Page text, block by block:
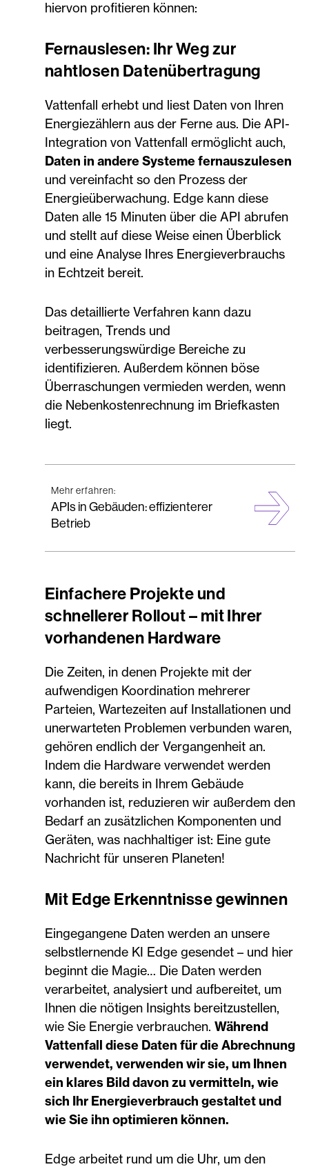
hiervon profitieren können:
Fernauslesen: Ihr Weg zur
nahtlosen Datenübertragung
Vattenfall erhebt und liest Daten von Ihren
Energiezählern aus der Ferne aus. Die API-
Integration von Vattenfall ermöglicht auch,
Daten in andere Systeme fernauszulesen
und vereinfacht so den Prozess der
Energieüberwachung. Edge kann diese
Daten alle 15 Minuten über die API abrufen
und stellt auf diese Weise einen Überblick
und eine Analyse Ihres Energieverbrauchs
in Echtzeit bereit.
Das detaillierte Verfahren kann dazu
beitragen, Trends und
verbesserungswürdige Bereiche zu
identifizieren. Außerdem können böse
Überraschungen vermieden werden, wenn
die Nebenkostenrechnung im Briefkasten
liegt.
Mehr erfahren:
APIs in Gebäuden: effizienterer
Betrieb
Einfachere Projekte und
schnellerer Rollout – mit Ihrer
vorhandenen Hardware
Die Zeiten, in denen Projekte mit der
aufwendigen Koordination mehrerer
Parteien, Wartezeiten auf Installationen und
unerwarteten Problemen verbunden waren,
gehören endlich der Vergangenheit an.
Indem die Hardware verwendet werden
kann, die bereits in Ihrem Gebäude
vorhanden ist, reduzieren wir außerdem den
Bedarf an zusätzlichen Komponenten und
Geräten, was nachhaltiger ist: Eine gute
Nachricht für unseren Planeten!
Mit Edge Erkenntnisse gewinnen
Eingegangene Daten werden an unsere
selbstlernende KI Edge gesendet – und hier
beginnt die Magie… Die Daten werden
verarbeitet, analysiert und aufbereitet, um
Ihnen die nötigen Insights bereitzustellen,
wie Sie Energie verbrauchen. Während
Vattenfall diese Daten für die Abrechnung
verwendet, verwenden wir sie, um Ihnen
ein klares Bild davon zu vermitteln, wie
sich Ihr Energieverbrauch gestaltet und
wie Sie ihn optimieren können.
Edge arbeitet rund um die Uhr, um den